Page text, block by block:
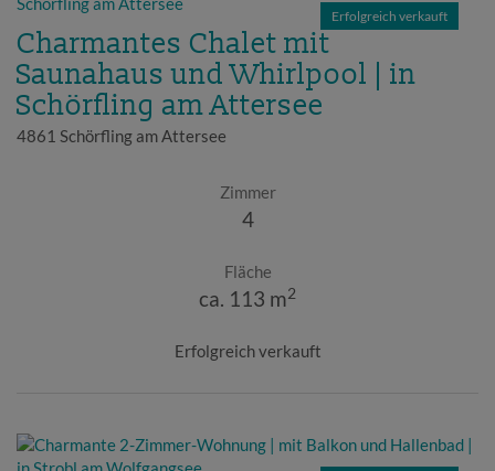
Erfolgreich verkauft
Charmantes Chalet mit
Saunahaus und Whirlpool | in
Schörfling am Attersee
4861 Schörfling am Attersee
Zimmer
4
Fläche
ca. 113 m2
Erfolgreich verkauft